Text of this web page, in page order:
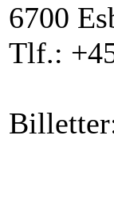
6700
Tlf.: